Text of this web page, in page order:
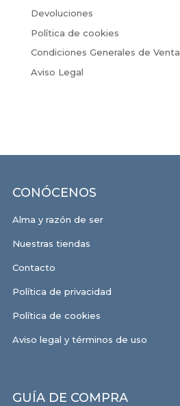
Devoluciones
Política de cookies
Condiciones Generales de Venta
Aviso Legal
CONÓCENOS
Alma y razón de ser
Nuestras tiendas
Contacto
Política de privacidad
Política de cookies
Aviso legal y términos de uso
GUÍA DE COMPRA